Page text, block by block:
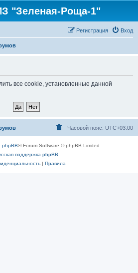
"Зеленая-Роща-1"
Вход
Регистрация
все cookie, установленные данной
Часовой пояс: UTC+03:00
phpBB® Forum Software © phpBB Limited
поддержка phpBB
| Правила